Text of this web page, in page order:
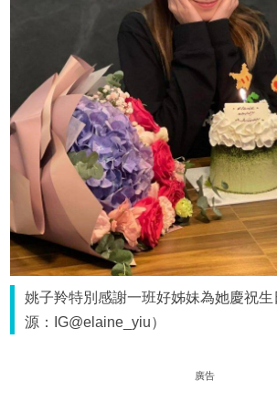
姚子羚特別感謝一班好姊妹為她慶祝
源：IG@elaine_yiu）
廣告